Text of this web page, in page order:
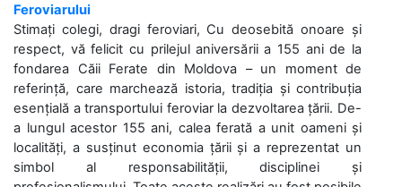
Feroviarului
Stimați colegi, dragi feroviari, Cu deosebită onoare și
respect, vă felicit cu prilejul aniversării a 155 ani de la
fondarea Căii Ferate din Moldova – un moment de
referință, care marchează istoria, tradiția și contribuția
esențială a transportului feroviar la dezvoltarea țării. De-
a lungul acestor 155 ani, calea ferată a unit oameni și
localități, a susținut economia țării și a reprezentat un
simbol al responsabilității, disciplinei și